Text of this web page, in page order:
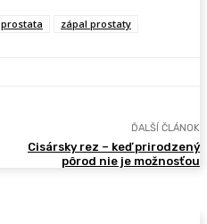
prostata zápal prostaty
ĎALŠÍ ČLÁNOK
Cisársky rez – keď prirodzený
pôrod nie je možnosťou